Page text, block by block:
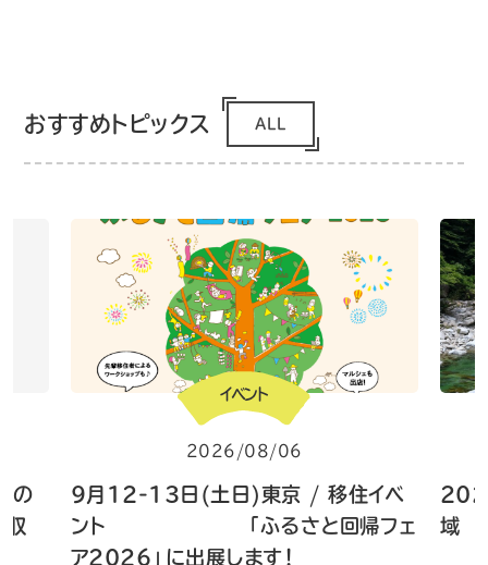
おすすめトピックス ALL
の
収
イベント
2026/08/06
9月12-13日(土日)東京 / 移住イベ
ント 「ふるさと回帰フェ
ア2026」に出展します！
域